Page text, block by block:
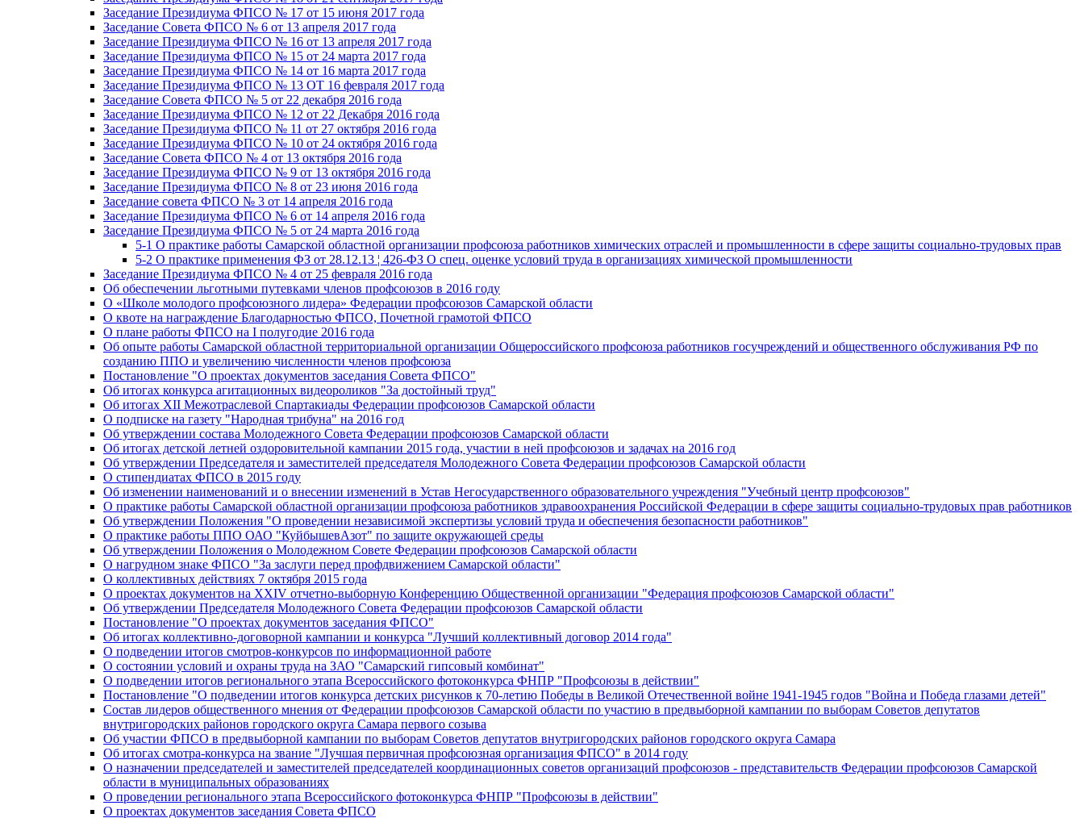
Заседание Президиума ФПСО № 17 от 15 июня 2017 года
Заседание Совета ФПСО № 6 от 13 апреля 2017 года
Заседание Президиума ФПСО № 16 от 13 апреля 2017 года
Заседание Президиума ФПСО № 15 от 24 марта 2017 года
Заседание Президиума ФПСО № 14 от 16 марта 2017 года
Заседание Президиума ФПСО № 13 ОТ 16 февраля 2017 года
Заседание Совета ФПСО № 5 от 22 декабря 2016 года
Заседание Президиума ФПСО № 12 от 22 Декабря 2016 года
Заседание Президиума ФПСО № 11 от 27 октября 2016 года
Заседание Президиума ФПСО № 10 от 24 октября 2016 года
Заседание Совета ФПСО № 4 от 13 октября 2016 года
Заседание Президиума ФПСО № 9 от 13 октября 2016 года
Заседание Президиума ФПСО № 8 от 23 июня 2016 года
Заседание совета ФПСО № 3 от 14 апреля 2016 года
Заседание Президиума ФПСО № 6 от 14 апреля 2016 года
Заседание Президиума ФПСО № 5 от 24 марта 2016 года
5-1 О практике работы Самарской областной организации профсоюза работников химических отраслей и промышленности в сфере защиты социально-трудовых прав
5-2 О практике применения ФЗ от 28.12.13 ¦ 426-ФЗ О спец. оценке условий труда в организациях химической промышленности
Заседание Президиума ФПСО № 4 от 25 февраля 2016 года
Об обеспечении льготными путевками членов профсоюзов в 2016 году
О «Школе молодого профсоюзного лидера» Федерации профсоюзов Самарской области
О квоте на награждение Благодарностью ФПСО, Почетной грамотой ФПСО
О плане работы ФПСО на I полугодие 2016 года
Об опыте работы Самарской областной территориальной организации Общероссийского профсоюза работников госучреждений и общественного обслуживания РФ по
созданию ППО и увеличению численности членов профсоюза
Постановление "О проектах документов заседания Совета ФПСО"
Об итогах конкурса агитационных видеороликов "За достойный труд"
Об итогах XII Межотраслевой Спартакиады Федерации профсоюзов Самарской области
О подписке на газету "Народная трибуна" на 2016 год
Об утверждении состава Молодежного Совета Федерации профсоюзов Самарской области
Об итогах детской летней оздоровительной кампании 2015 года, участии в ней профсоюзов и задачах на 2016 год
Об утверждении Председателя и заместителей председателя Молодежного Совета Федерации профсоюзов Самарской области
О стипендиатах ФПСО в 2015 году
Об изменении наименований и о внесении изменений в Устав Негосударственного образовательного учреждения "Учебный центр профсоюзов"
О практике работы Самарской областной организации профсоюза работников здравоохранения Российской Федерации в сфере защиты социально-трудовых прав работников
Об утверждении Положения "О проведении независимой экспертизы условий труда и обеспечения безопасности работников"
О практике работы ППО ОАО "КуйбышевАзот" по защите окружающей среды
Об утверждении Положения о Молодежном Совете Федерации профсоюзов Самарской области
О нагрудном знаке ФПСО "За заслуги перед профдвижением Самарской области"
О коллективных действиях 7 октября 2015 года
О проектах документов на XXIV отчетно-выборную Конференцию Общественной организации "Федерация профсоюзов Самарской области"
Об утверждении Председателя Молодежного Совета Федерации профсоюзов Самарской области
Постановление "О проектах документов заседания ФПСО"
Об итогах коллективно-договорной кампании и конкурса "Лучший коллективный договор 2014 года"
О подведении итогов смотров-конкурсов по информационной работе
О состоянии условий и охраны труда на ЗАО "Самарский гипсовый комбинат"
О подведении итогов регионального этапа Всероссийского фотоконкурса ФНПР "Профсоюзы в действии"
Постановление "О подведении итогов конкурса детских рисунков к 70-летию Победы в Великой Отечественной войне 1941-1945 годов "Война и Победа глазами детей"
Состав лидеров общественного мнения от Федерации профсоюзов Самарской области по участию в предвыборной кампании по выборам Советов депутатов
внутригородских районов городского округа Самара первого созыва
Об участии ФПСО в предвыборной кампании по выборам Советов депутатов внутригородских районов городского округа Самара
Об итогах смотра-конкурса на звание "Лучшая первичная профсоюзная организация ФПСО" в 2014 году
О назначении председателей и заместителей председателей координационных советов организаций профсоюзов - представительств Федерации профсоюзов Самарской
области в муниципальных образованиях
О проведении регионального этапа Всероссийского фотоконкурса ФНПР "Профсоюзы в действии"
О проектах документов заседания Совета ФПСО